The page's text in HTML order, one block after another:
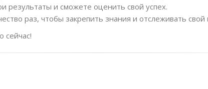
результаты и сможете оценить свой успех.
раз, чтобы закрепить знания и отслеживать свой
сейчас!